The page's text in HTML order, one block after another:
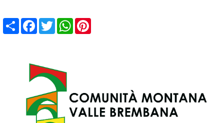
ShareFacebook
TwitterWhatsApp